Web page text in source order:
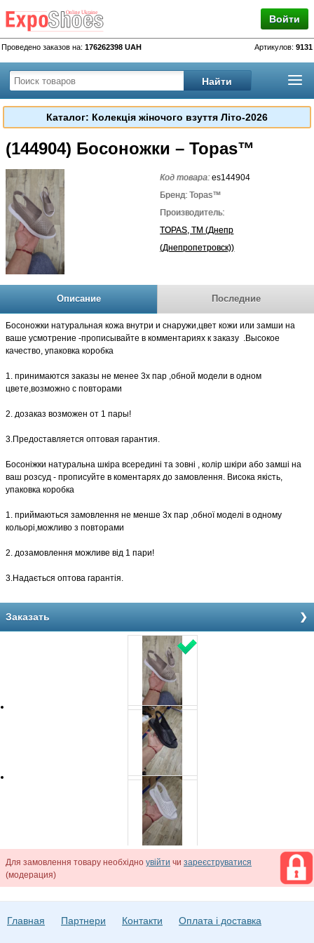
Войти
Проведено заказов на: 176262398 UAH Артикулов: 9131
Каталог: Колекція жіночого взуття Літо-2026
(144904) Босоножки – Topas™
Код товара:es144904
Бренд: Topas™
Производитель:
TOPAS, TM (Днепр
(Днепропетровск))
Описание Последние
Босоножки натуральная кожа внутри и снаружи,цвет кожи или замши на
ваше усмотрение -прописывайте в комментариях к заказу .Высокое
качество, упаковка коробка
1. принимаются заказы не менее 3х пар ,обной модели в одном
цвете,возможно с повторами
2. дозаказ возможен от 1 пары!
3.Предоставляется оптовая гарантия.
Босоніжки натуральна шкіра всередині та зовні , колір шкіри або замші на
ваш розсуд - прописуйте в коментарях до замовлення. Висока якість,
упаковка коробка
1. приймаються замовлення не менше 3х пар ,обної моделі в одному
кольорі,можливо з повторами
2. дозамовлення можливе від 1 пари!
3.Надається оптова гарантія.
Заказать
Для замовлення товару необхідно увійти чи зареєструватися
(модерация)
Главная Партнери Контакти Оплата і доставка